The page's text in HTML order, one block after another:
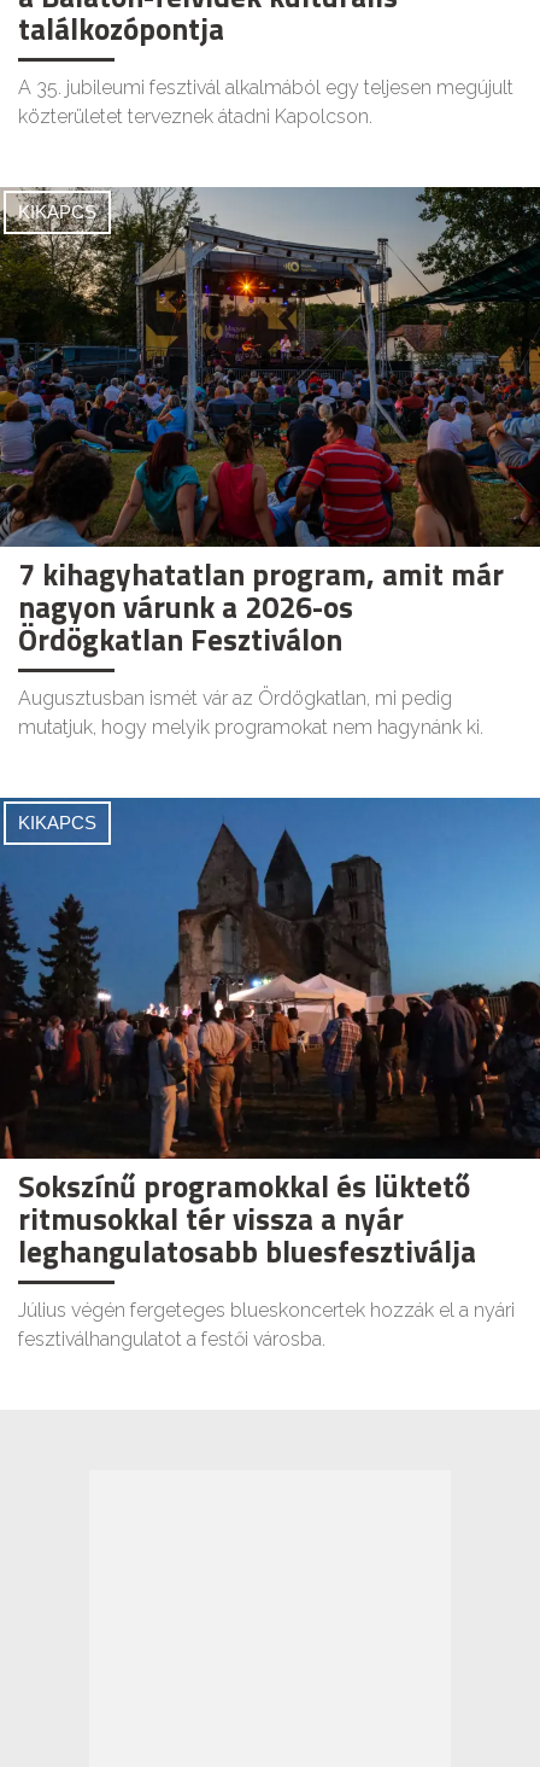
találkozópontja
A 35. jubileumi fesztivál alkalmából egy teljesen megújult
közterületet terveznek átadni Kapolcson.
KIKAPCS
7 kihagyhatatlan program, amit már
nagyon várunk a 2026-os
Ördögkatlan Fesztiválon
Augusztusban ismét vár az Ördögkatlan, mi pedig
mutatjuk, hogy melyik programokat nem hagynánk ki.
KIKAPCS
Sokszínű programokkal és lüktető
ritmusokkal tér vissza a nyár
leghangulatosabb bluesfesztiválja
Július végén fergeteges blueskoncertek hozzák el a nyári
fesztiválhangulatot a festői városba.